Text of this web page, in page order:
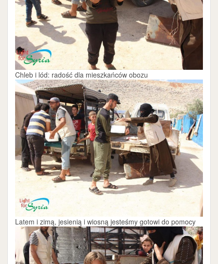
Chleb i lód: radość dla mieszkańców obozu
Latem i zimą, jesienią i wiosną jesteśmy gotowi do pomocy